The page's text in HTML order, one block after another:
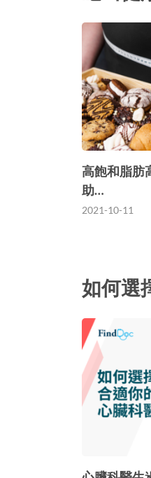
高飽和脂肪
助…
2021-10-11
如何選